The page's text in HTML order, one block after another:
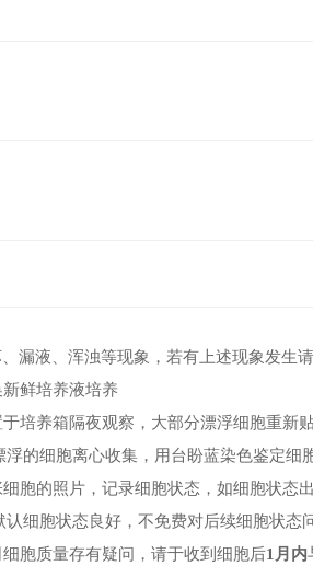
漏液、浑浊等现象，若有上述现象发生
鲜培养液培养
培养箱隔夜观察， 大部分漂浮细胞重新
浮的细胞离心收集 ，用台盼蓝染色鉴定细
细胞的照片，记录细胞状态， 如细胞状态
细胞状态良好，不免费对后续细胞状态
胞质量存有疑问，请于收到细胞后1月内